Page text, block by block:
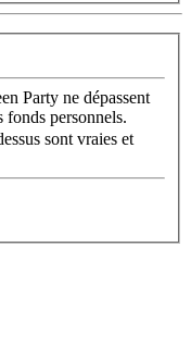
Party ne dépassent
fonds personnels.
sont vraies et